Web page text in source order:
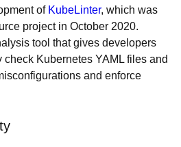
of KubeLinter, which was
project in October 2020.
tool that gives developers
Kubernetes YAML files and
and enforce